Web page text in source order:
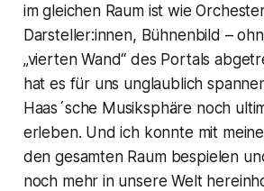
im gleichen Raum ist wie
Darsteller:innen, Bühnenbild –
„vierten Wand“ des Portals
hat es für uns unglaublich
Haas´sche Musiksphäre noch
erleben. Und ich konnte mit
den gesamten Raum bespielen
noch mehr in unsere Welt